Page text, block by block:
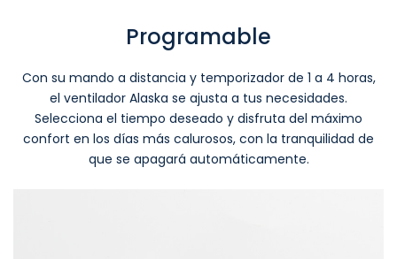
Programable
Con su mando a distancia y temporizador de 1 a 4 horas,
el ventilador Alaska se ajusta a tus necesidades.
Selecciona el tiempo deseado y disfruta del máximo
confort en los días más calurosos, con la tranquilidad de
que se apagará automáticamente.